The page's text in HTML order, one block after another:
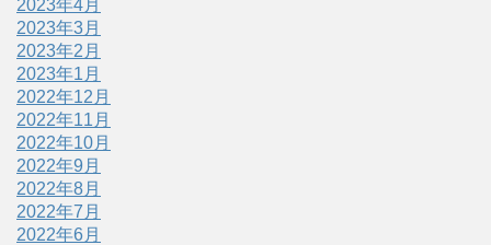
2023年4月
2023年3月
2023年2月
2023年1月
2022年12月
2022年11月
2022年10月
2022年9月
2022年8月
2022年7月
2022年6月